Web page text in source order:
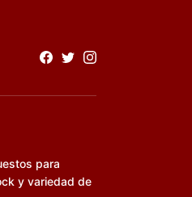
para
y variedad de